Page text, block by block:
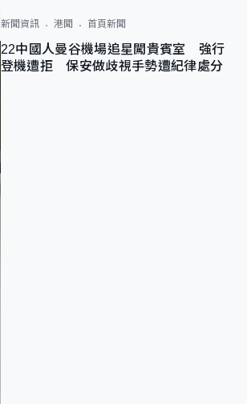
新聞資訊 港聞 首頁新聞
22中國人曼谷機場追星闖貴賓室 強行
登機遭拒 保安做歧視手勢遭紀律處分